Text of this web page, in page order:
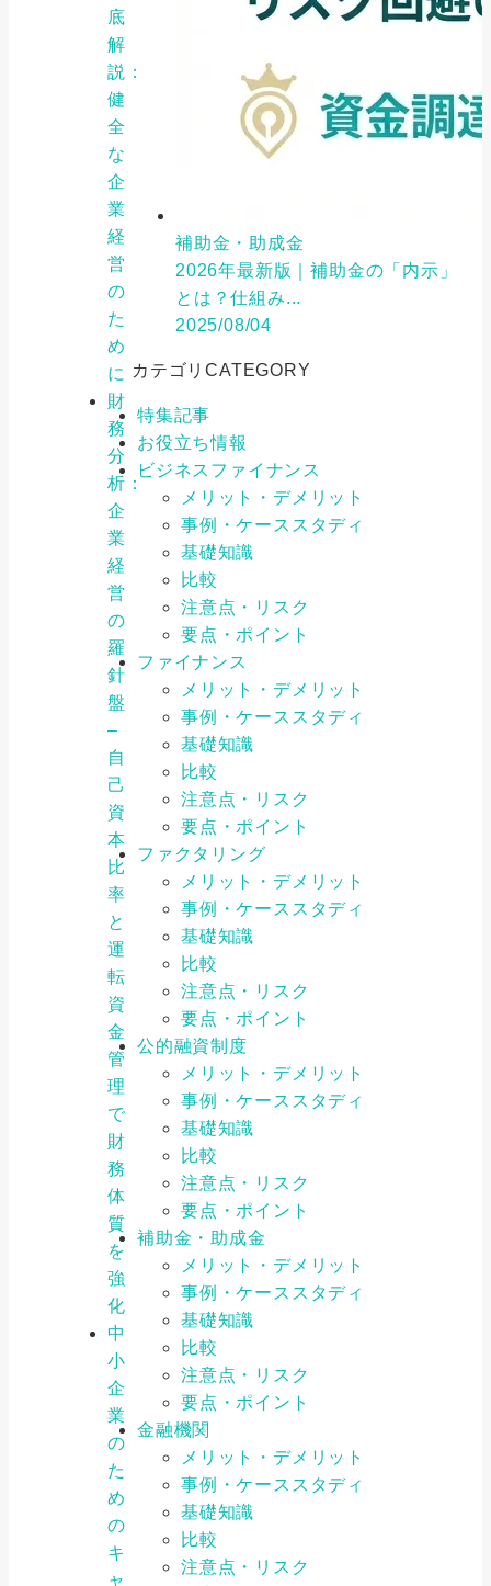
底
解
説：
健
全
な
企
業
経
営
の
た
め
に
財
務
分
析：
企
業
経
営
の
羅
針
盤
–
自
己
資
本
比
率
と
運
転
資
金
管
理
で
財
務
体
質
を
強
化
中
小
企
業
の
た
め
の
キ
ャ
補助金・助成金
2026年最新版｜補助金の「内示」
とは？仕組み...
2025/08/04
カテゴリCATEGORY
特集記事
お役立ち情報
ビジネスファイナンス
メリット・デメリット
事例・ケーススタディ
基礎知識
比較
注意点・リスク
要点・ポイント
ファイナンス
メリット・デメリット
事例・ケーススタディ
基礎知識
比較
注意点・リスク
要点・ポイント
ファクタリング
メリット・デメリット
事例・ケーススタディ
基礎知識
比較
注意点・リスク
要点・ポイント
公的融資制度
メリット・デメリット
事例・ケーススタディ
基礎知識
比較
注意点・リスク
要点・ポイント
補助金・助成金
メリット・デメリット
事例・ケーススタディ
基礎知識
比較
注意点・リスク
要点・ポイント
金融機関
メリット・デメリット
事例・ケーススタディ
基礎知識
比較
注意点・リスク